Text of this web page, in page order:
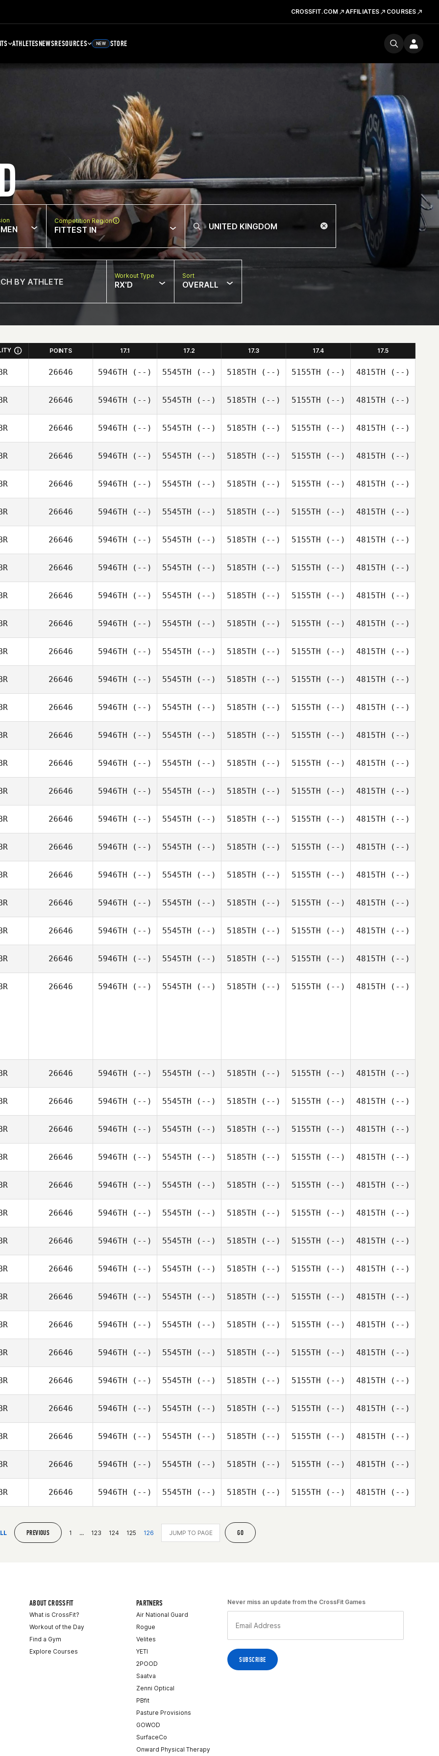
CROSSFIT.COM AFFILIATES COURSES
ATHLETESNEWSRESOURCES NEW STORE
Competition Region
FITTEST IN
Workout Type
RX'D
Sort
OVERALL
POINTS 17.1 17.2 17.3 17.4 17.5
26646 5946TH (--) 5545TH (--) 5185TH (--) 5155TH (--) 4815TH (--)
26646 5946TH (--) 5545TH (--) 5185TH (--) 5155TH (--) 4815TH (--)
26646 5946TH (--) 5545TH (--) 5185TH (--) 5155TH (--) 4815TH (--)
26646 5946TH (--) 5545TH (--) 5185TH (--) 5155TH (--) 4815TH (--)
26646 5946TH (--) 5545TH (--) 5185TH (--) 5155TH (--) 4815TH (--)
26646 5946TH (--) 5545TH (--) 5185TH (--) 5155TH (--) 4815TH (--)
26646 5946TH (--) 5545TH (--) 5185TH (--) 5155TH (--) 4815TH (--)
26646 5946TH (--) 5545TH (--) 5185TH (--) 5155TH (--) 4815TH (--)
26646 5946TH (--) 5545TH (--) 5185TH (--) 5155TH (--) 4815TH (--)
26646 5946TH (--) 5545TH (--) 5185TH (--) 5155TH (--) 4815TH (--)
26646 5946TH (--) 5545TH (--) 5185TH (--) 5155TH (--) 4815TH (--)
26646 5946TH (--) 5545TH (--) 5185TH (--) 5155TH (--) 4815TH (--)
26646 5946TH (--) 5545TH (--) 5185TH (--) 5155TH (--) 4815TH (--)
26646 5946TH (--) 5545TH (--) 5185TH (--) 5155TH (--) 4815TH (--)
26646 5946TH (--) 5545TH (--) 5185TH (--) 5155TH (--) 4815TH (--)
26646 5946TH (--) 5545TH (--) 5185TH (--) 5155TH (--) 4815TH (--)
26646 5946TH (--) 5545TH (--) 5185TH (--) 5155TH (--) 4815TH (--)
26646 5946TH (--) 5545TH (--) 5185TH (--) 5155TH (--) 4815TH (--)
26646 5946TH (--) 5545TH (--) 5185TH (--) 5155TH (--) 4815TH (--)
26646 5946TH (--) 5545TH (--) 5185TH (--) 5155TH (--) 4815TH (--)
26646 5946TH (--) 5545TH (--) 5185TH (--) 5155TH (--) 4815TH (--)
26646 5946TH (--) 5545TH (--) 5185TH (--) 5155TH (--) 4815TH (--)
26646 5946TH (--) 5545TH (--) 5185TH (--) 5155TH (--) 4815TH (--)
26646 5946TH (--) 5545TH (--) 5185TH (--) 5155TH (--) 4815TH (--)
26646 5946TH (--) 5545TH (--) 5185TH (--) 5155TH (--) 4815TH (--)
26646 5946TH (--) 5545TH (--) 5185TH (--) 5155TH (--) 4815TH (--)
26646 5946TH (--) 5545TH (--) 5185TH (--) 5155TH (--) 4815TH (--)
26646 5946TH (--) 5545TH (--) 5185TH (--) 5155TH (--) 4815TH (--)
26646 5946TH (--) 5545TH (--) 5185TH (--) 5155TH (--) 4815TH (--)
26646 5946TH (--) 5545TH (--) 5185TH (--) 5155TH (--) 4815TH (--)
26646 5946TH (--) 5545TH (--) 5185TH (--) 5155TH (--) 4815TH (--)
26646 5946TH (--) 5545TH (--) 5185TH (--) 5155TH (--) 4815TH (--)
26646 5946TH (--) 5545TH (--) 5185TH (--) 5155TH (--) 4815TH (--)
26646 5946TH (--) 5545TH (--) 5185TH (--) 5155TH (--) 4815TH (--)
26646 5946TH (--) 5545TH (--) 5185TH (--) 5155TH (--) 4815TH (--)
26646 5946TH (--) 5545TH (--) 5185TH (--) 5155TH (--) 4815TH (--)
26646 5946TH (--) 5545TH (--) 5185TH (--) 5155TH (--) 4815TH (--)
26646 5946TH (--) 5545TH (--) 5185TH (--) 5155TH (--) 4815TH (--)
26646 5946TH (--) 5545TH (--) 5185TH (--) 5155TH (--) 4815TH (--)
PREVIOUS 1 ... 123 124 125 126 GO
ABOUT CROSSFIT
What is CrossFit?
Workout of the Day
Find a Gym
Explore Courses
PARTNERS
Air National Guard
Rogue
Velites
YETI
2POOD
Saatva
Zenni Optical
PBfit
Pasture Provisions
GOWOD
SurfaceCo
Onward Physical Therapy
Never miss an update from the CrossFit Games